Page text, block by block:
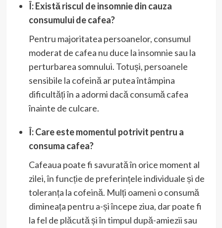
Î: Există riscul de insomnie din cauza
consumului de cafea?
Pentru majoritatea persoanelor, consumul
moderat de cafea nu duce la insomnie sau la
perturbarea somnului. Totuși, persoanele
sensibile la cofeină ar putea întâmpina
dificultăți în a adormi dacă consumă cafea
înainte de culcare.
Î: Care este momentul potrivit pentru a
consuma cafea?
Cafeaua poate fi savurată în orice moment al
zilei, în funcție de preferințele individuale și de
toleranța la cofeină. Mulți oameni o consumă
dimineața pentru a-și începe ziua, dar poate fi
la fel de plăcută și în timpul după-amiezii sau